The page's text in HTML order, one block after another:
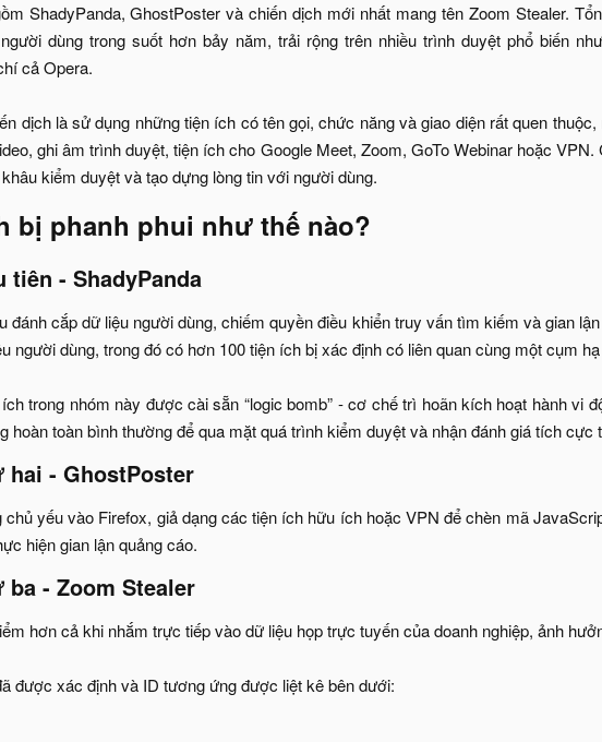
ShadyPanda, GhostPoster và chiến dịch mới nhất mang tên Zoom Stealer.
dùng trong suốt hơn bảy năm, trải rộng trên nhiều trình duyệt phổ biến
cả Opera.
dịch là sử dụng những tiện ích có tên gọi, chức năng và giao diện rất quen
ghi âm trình duyệt, tiện ích cho Google Meet, Zoom, GoTo Webinar hoặc VPN.
kiểm duyệt và tạo dựng lòng tin với người dùng.​
bị phanh phui như thế nào?​
tiên - ShadyPanda
đánh cắp dữ liệu người dùng, chiếm quyền điều khiển truy vấn tìm kiếm và gian
người dùng, trong đó có hơn 100 tiện ích bị xác định có liên quan cùng một cụm
trong nhóm này được cài sẵn “logic bomb” - cơ chế trì hoãn kích hoạt hành vi
hoàn toàn bình thường để qua mặt quá trình kiểm duyệt và nhận đánh giá tích cực
- GhostPoster
yếu vào Firefox, giả dạng các tiện ích hữu ích hoặc VPN để chèn mã
hiện gian lận quảng cáo.​
- Zoom Stealer
hơn cả khi nhắm trực tiếp vào dữ liệu họp trực tuyến của doanh nghiệp, ảnh
được xác định và ID tương ứng được liệt kê bên dưới:​